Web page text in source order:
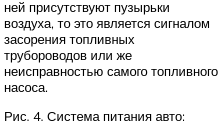
ней присутствуют пузырьки
воздуха, то это является сигналом
засорения топливных
трубороводов или же
неисправностью самого топливного
насоса.
Рис. 4. Система питания авто: